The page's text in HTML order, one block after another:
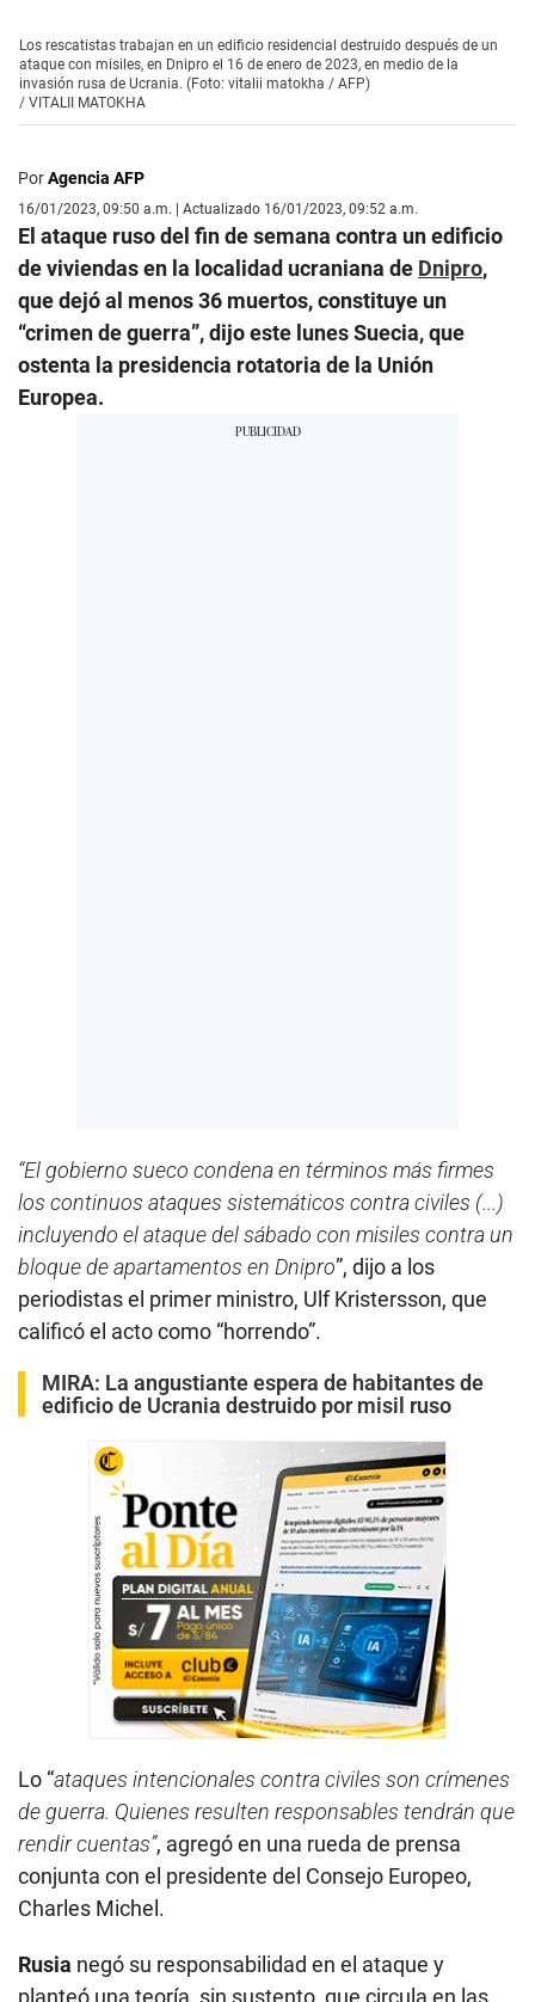
Los rescatistas trabajan en un edificio residencial destruido después de un
ataque con misiles, en Dnipro el 16 de enero de 2023, en medio de la
invasión rusa de Ucrania. (Foto: vitalii matokha / AFP)
/ VITALII MATOKHA
PorAgencia AFP
16/01/2023, 09:50 a.m. | Actualizado 16/01/2023, 09:52 a.m.
El ataque ruso del fin de semana contra un edificio
de viviendas en la localidad ucraniana de Dnipro,
que dejó al menos 36 muertos, constituye un
“crimen de guerra”, dijo este lunes Suecia, que
ostenta la presidencia rotatoria de la Unión
Europea.
“El gobierno sueco condena en términos más firmes
los continuos ataques sistemáticos contra civiles (...)
incluyendo el ataque del sábado con misiles contra un
bloque de apartamentos en Dnipro”, dijo a los
periodistas el primer ministro, Ulf Kristersson, que
calificó el acto como “horrendo”.
MIRA: La angustiante espera de habitantes de
edificio de Ucrania destruido por misil ruso
Lo “ataques intencionales contra civiles son crímenes
de guerra. Quienes resulten responsables tendrán que
rendir cuentas”, agregó en una rueda de prensa
conjunta con el presidente del Consejo Europeo,
Charles Michel.
Rusia negó su responsabilidad en el ataque y
planteó una teoría, sin sustento, que circula en las